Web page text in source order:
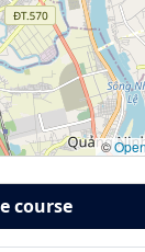
©
course